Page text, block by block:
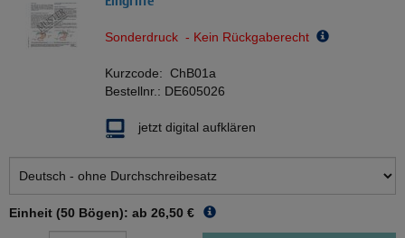
Sonderdruck - Kein Rückgaberecht
Kurzcode: ChB01a
Bestellnr.: DE605026
jetzt digital aufklären
Einheit (50 Bögen): ab 26,50 €